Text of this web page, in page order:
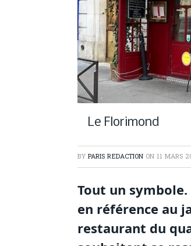
Le Florimond
BY PARIS REDACTION ON 11 MARS
Tout un
en référence au
restaurant du